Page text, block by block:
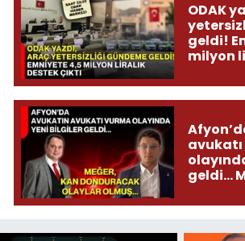
ODAK
geldi!
milyon
geldi...
olmuş...